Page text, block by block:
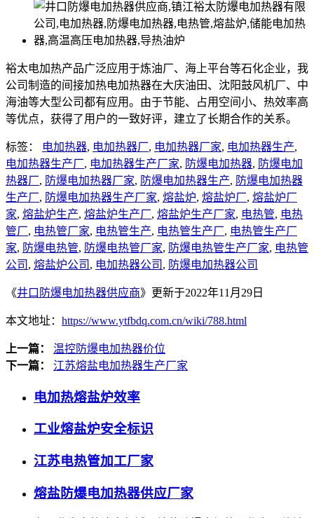
裕太电加热产品广泛应用于炼油厂、海上平台等石化企业，我
公司制造的间接加热电加热器在大庆油田、沈阳鼓风机厂、中
海油等大型公司都有应用。由于节能、占用空间小、热效率高
等优点，获得了用户的一致好评，建立了长期合作的关系。
标签： 电加热器, 电加热器厂, 电加热器厂家, 电加热器生产,
电加热器生产厂, 电加热器生产厂家, 防爆电加热器, 防爆电加
热器厂, 防爆电加热器厂家, 防爆电加热器生产, 防爆电加热器
生产厂, 防爆电加热器生产厂家, 熔盐炉, 熔盐炉厂, 熔盐炉厂
家, 熔盐炉生产, 熔盐炉生产厂, 熔盐炉生产厂家, 电热管, 电热
管厂, 电热管厂家, 电热管生产, 电热管生产厂, 电热管生产厂
家, 防爆电热管, 防爆电热管厂家, 防爆电热管生产厂家, 电热管
公司 , 熔盐炉公司 , 电加热器公司 , 防爆电加热器公司
《井口防爆电加热器供应商》更新于2022年11月29日
本文地址： https://www.ytfbdq.com.cn/wiki/788.html
上一篇：
温控防爆电加热器价位
下一篇：
江苏熔盐电加热器生产厂家
电加热熔盐炉效率
工业熔盐炉安全标识
江苏电热管加工厂家
熔盐防爆电加热器供应厂家